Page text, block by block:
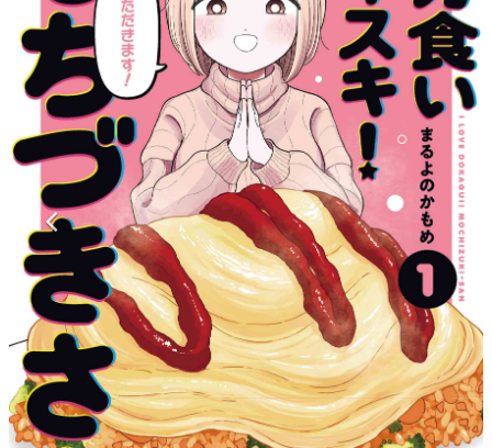
ゲームが変えた日本語
「経験値」「裏技」「ラスボス」… ゲームにまつわる言葉
の起源や用法の変遷を、コンピューター文化史研究家・タ
イニーP氏が徹底調査。
カテゴリ
特集記事
マンガ
女性向け
アプリレビュー
その他
電ファミニコゲーマーとは？
運営：株式会社マレ